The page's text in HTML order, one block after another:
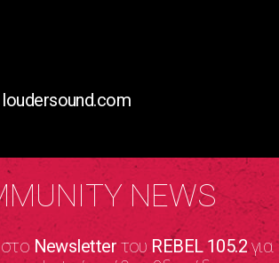
NEWS
NewsletterτουREBEL 105.2για